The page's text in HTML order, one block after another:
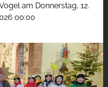
am Donnerstag, 12.
00:00